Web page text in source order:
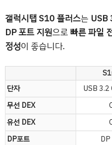
갤럭시탭 S10 플러스는 USB
DP 포트 지원으로빠른 파일
정성이 좋습니다.
단자
USB 3.2
무선 DEX
유선 DEX
DP포트